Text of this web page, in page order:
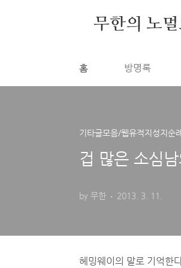
무한의 노
홈 방명록
기타글모음/웹유적지성지순례
겁 많은 소심
by 무한 2013. 3. 11.
헤밍웨이의 말로 기억한